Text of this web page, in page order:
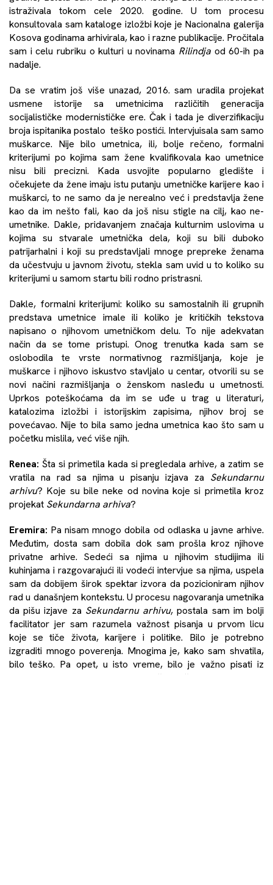
istraživala tokom cele 2020. godine. U tom procesu
konsultovala sam kataloge izložbi koje je Nacionalna galerija
Kosova godinama arhivirala, kao i razne publikacije. Pročitala
sam i celu rubriku o kulturi u novinama Rilindja od 60-ih pa
nadalje.
Da se vratim još više unazad, 2016. sam uradila projekat
usmene istorije sa umetnicima različitih generacija
socijalističke modernističke ere. Čak i tada je diverzifikaciju
broja ispitanika postalo teško postići. Intervjuisala sam samo
muškarce. Nije bilo umetnica, ili, bolje rečeno, formalni
kriterijumi po kojima sam žene kvalifikovala kao umetnice
nisu bili precizni. Kada usvojite popularno gledište i
očekujete da žene imaju istu putanju umetničke karijere kao i
muškarci, to ne samo da je nerealno već i predstavlja žene
kao da im nešto fali, kao da još nisu stigle na cilj, kao ne-
umetnike. Dakle, pridavanjem značaja kulturnim uslovima u
kojima su stvarale umetnička dela, koji su bili duboko
patrijarhalni i koji su predstavljali mnoge prepreke ženama
da učestvuju u javnom životu, stekla sam uvid u to koliko su
kriterijumi u samom startu bili rodno pristrasni.
Dakle, formalni kriterijumi: koliko su samostalnih ili grupnih
predstava umetnice imale ili koliko je kritičkih tekstova
napisano o njihovom umetničkom delu. To nije adekvatan
način da se tome pristupi. Onog trenutka kada sam se
oslobodila te vrste normativnog razmišljanja, koje je
muškarce i njihovo iskustvo stavljalo u centar, otvorili su se
novi načini razmišljanja o ženskom nasleđu u umetnosti.
Uprkos poteškoćama da im se uđe u trag u literaturi,
katalozima izložbi i istorijskim zapisima, njihov broj se
povećavao. Nije to bila samo jedna umetnica kao što sam u
početku mislila, već više njih.
Renea: Šta si primetila kada si pregledala arhive, a zatim se
vratila na rad sa njima u pisanju izjava za Sekundarnu
arhivu? Koje su bile neke od novina koje si primetila kroz
projekat Sekundarna arhiva?
Eremira: Pa nisam mnogo dobila od odlaska u javne arhive.
Međutim, dosta sam dobila dok sam prošla kroz njihove
privatne arhive. Sedeći sa njima u njihovim studijima ili
kuhinjama i razgovarajući ili vodeći intervjue sa njima, uspela
sam da dobijem širok spektar izvora da pozicioniram njihov
rad u današnjem kontekstu. U procesu nagovaranja umetnika
da pišu izjave za Sekundarnu arhivu, postala sam im bolji
facilitator jer sam razumela važnost pisanja u prvom licu
koje se tiče života, karijere i politike. Bilo je potrebno
izgraditi mnogo poverenja. Mnogima je, kako sam shvatila,
bilo teško. Pa opet, u isto vreme, bilo je važno pisati iz
pozicije narativa u prvom licu i započeti rečenicu sa „ja“.